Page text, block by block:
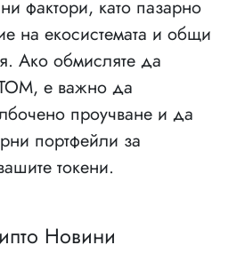
фактори, като пазарно
на екосистемата и общи
Ако обмисляте да
е важно да
проучване и да
портфейли за
токени.
Новини